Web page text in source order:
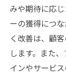
みや期待に応
ーの獲得につ
く改善は、顧
します。また
インやサービ